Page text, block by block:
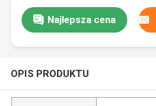
Najlepsza cena
OPIS PRODUKTU